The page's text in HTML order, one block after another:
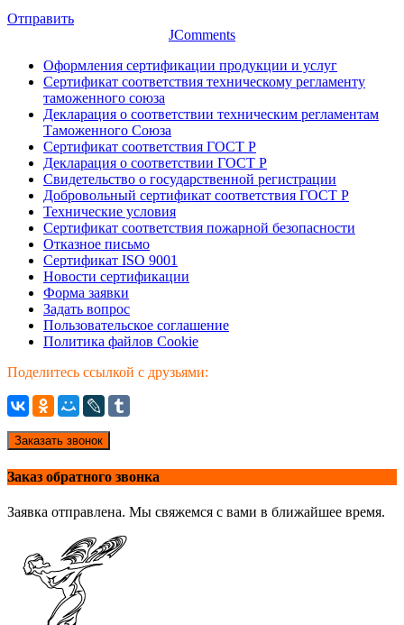
Отправить
JComments
Оформления сертификации продукции и услуг
Сертификат соответствия техническому регламенту
таможенного союза
Декларация о соответствии техническим регламентам
Таможенного Союза
Сертификат соответствия ГОСТ Р
Декларация о соответствии ГОСТ Р
Свидетельство о государственной регистрации
Добровольный сертификат соответствия ГОСТ Р
Технические условия
Сертификат соответствия пожарной безопасности
Отказное письмо
Сертификат ISO 9001
Новости сертификации
Форма заявки
Задать вопрос
Пользовательское соглашение
Политика файлов Cookie
Поделитесь ссылкой с друзьями:
Заказать звонок
Заказ обратного звонка
Заявка отправлена. Мы свяжемся с вами в ближайшее время.